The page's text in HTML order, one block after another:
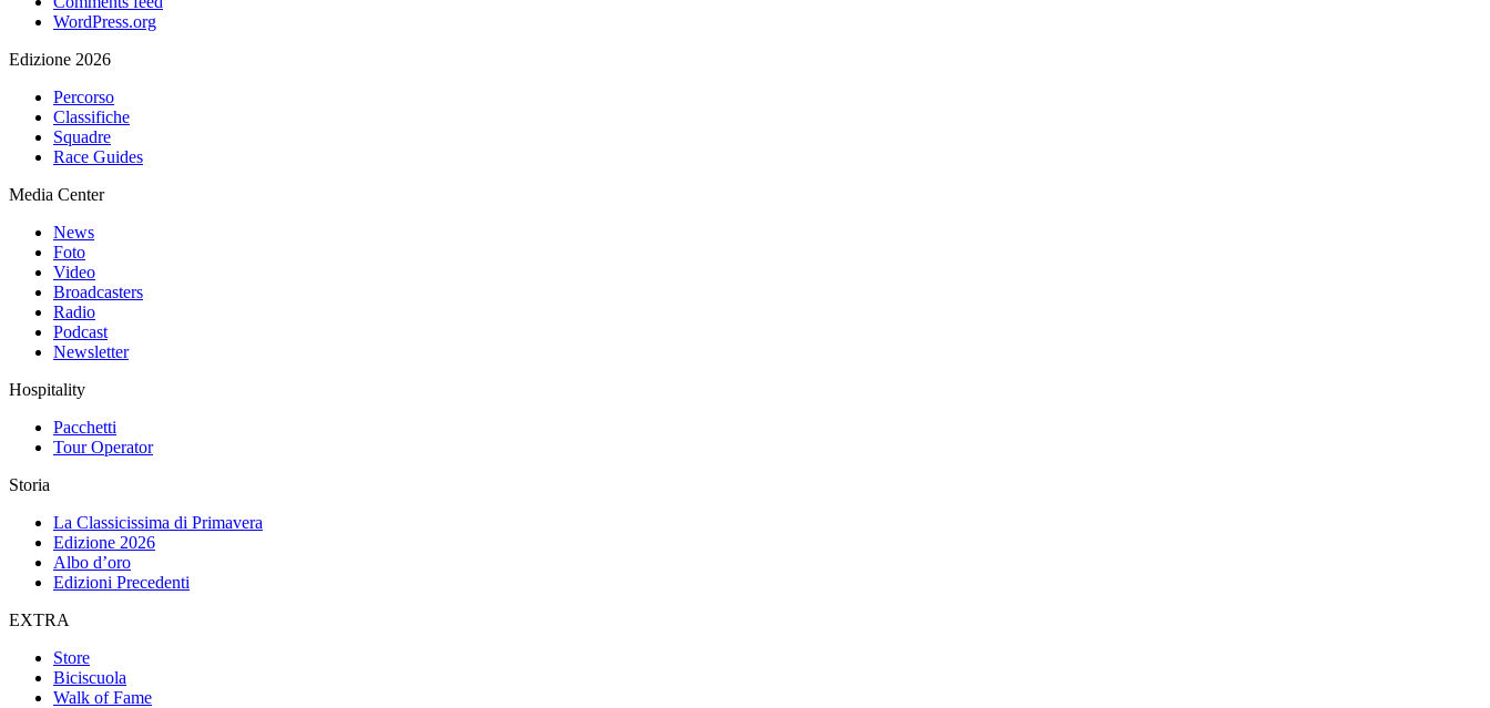
WordPress.org
Edizione 2026
Percorso
Classifiche
Squadre
Race Guides
Media Center
News
Foto
Video
Broadcasters
Radio
Podcast
Newsletter
Hospitality
Pacchetti
Tour Operator
Storia
La Classicissima di Primavera
Edizione 2026
Albo d’oro
Edizioni Precedenti
EXTRA
Store
Biciscuola
Walk of Fame